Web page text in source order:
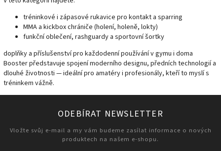
tréninkové i zápasové rukavice pro kontakt a sparring
MMA a kickbox chrániče (holení, holeně, lokty)
funkční oblečení, rashguardy a sportovní šortky
doplňky a příslušenství pro každodenní používání v gymu i doma
Booster představuje spojení moderního designu, předních technologií a
dlouhé životnosti — ideální pro amatéry i profesionály, kteří to myslí s
tréninkem vážně.
ODEBÍRAT NEWSLETTER
Vložte svůj e-mail a my vám budeme zasílat informace o nových
produktech na našem e-shopu.